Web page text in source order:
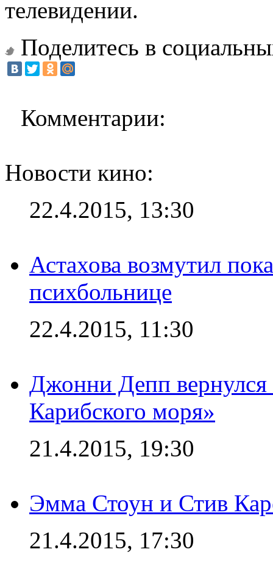
телевидении.
Поделитесь в
Комментарии:
Новости кино:
22.4.2015, 13:30
Астахова возмутил
психбольнице
22.4.2015, 11:30
Джонни Депп
Карибского моря»
21.4.2015, 19:30
Эмма Стоун и Стив
21.4.2015, 17:30